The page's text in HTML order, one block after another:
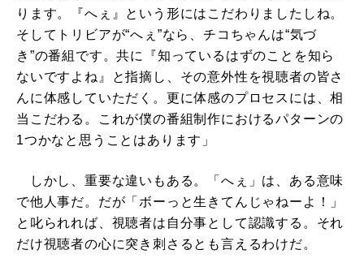
ります。『へぇ』という形にはこだわりましたしね。
そしてトリビアが“へぇ”なら、チコちゃんは“気づ
き”の番組です。共に『知っているはずのことを知ら
ないですよね』と指摘し、その意外性を視聴者の皆さ
んに体感していただく。更に体感のプロセスには、相
当こだわる。これが僕の番組制作におけるパターンの
1つかなと思うことはあります」
しかし、重要な違いもある。「へぇ」は、ある意味
で他人事だ。だが「ボーっと生きてんじゃねーよ！」
と叱られれば、視聴者は自分事として認識する。それ
だけ視聴者の心に突き刺さるとも言えるわけだ。